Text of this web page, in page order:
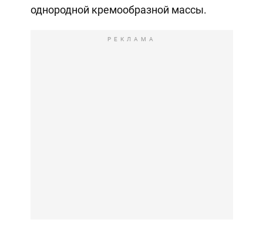
однородной кремообразной массы.
РЕКЛАМА